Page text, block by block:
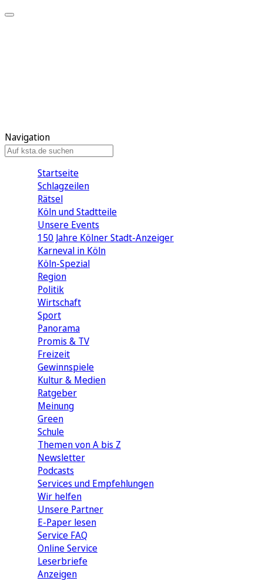
Navigation
Startseite
Schlagzeilen
Rätsel
Köln und Stadtteile
Unsere Events
150 Jahre Kölner Stadt-Anzeiger
Karneval in Köln
Köln-Spezial
Region
Politik
Wirtschaft
Sport
Panorama
Promis & TV
Freizeit
Gewinnspiele
Kultur & Medien
Ratgeber
Meinung
Green
Schule
Themen von A bis Z
Newsletter
Podcasts
Services und Empfehlungen
Wir helfen
Unsere Partner
E-Paper lesen
Service FAQ
Online Service
Leserbriefe
Anzeigen